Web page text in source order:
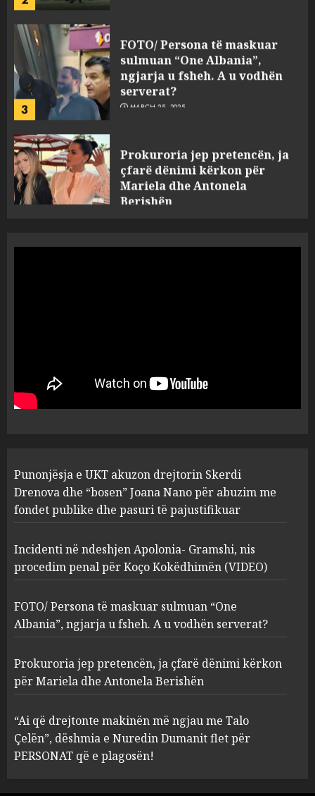
ngjarja u fsheh. A u vodhën
serverat?
MARCH 25, 2025
4
Mariela dhe Antonela
Berishën
MARCH 25, 2025
1
“bosen” Joana Nano për
abuzim me fondet publike dhe
pasuri të pajustifikuar
2
Apolonia- Gramshi, nis
procedim penal për Koço
Kokëdhimën (VIDEO)
MARCH 27, 2025
3
FOTO/ Persona të maskuar
sulmuan “One Albania”,
ngjarja u fsheh. A u vodhën
serverat?
MARCH 25, 2025
4
Prokuroria jep pretencën, ja
çfarë dënimi kërkon për
Berishën
MARCH 25, 2025
Punonjësja e UKT akuzon drejtorin Skerdi
Drenova dhe “bosen” Joana Nano për abuzim me
fondet publike dhe pasuri të pajustifikuar
Incidenti në ndeshjen Apolonia- Gramshi, nis
procedim penal për Koço Kokëdhimën (VIDEO)
FOTO/ Persona të maskuar sulmuan “One
Albania”, ngjarja u fsheh. A u vodhën serverat?
Prokuroria jep pretencën, ja çfarë dënimi kërkon
për Mariela dhe Antonela Berishën
“Ai që drejtonte makinën më ngjau me Talo
Çelën”, dëshmia e Nuredin Dumanit flet për
PERSONAT që e plagosën!